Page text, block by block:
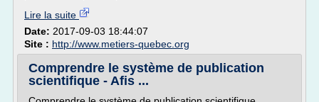
Lire la suite
Date: 2017-09-03 18:44:07
Site : http://www.metiers-quebec.org
Comprendre le système de publication
scientifique - Afis ...